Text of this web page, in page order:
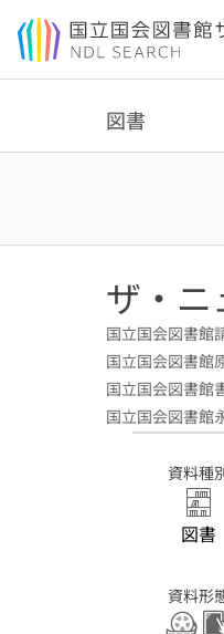
本文へ移動
図書
ザ・
国立国会図書館
国立国会図書館
国立国会図書館
国立国会図書館
資料種
図書
資料形